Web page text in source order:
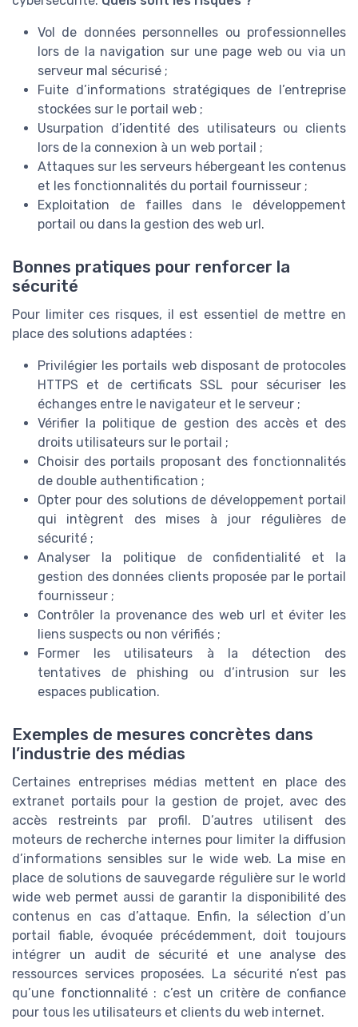
Vol de données personnelles ou professionnelles
lors de la navigation sur une page web ou via un
serveur mal sécurisé ;
Fuite d’informations stratégiques de l’entreprise
stockées sur le portail web ;
Usurpation d’identité des utilisateurs ou clients
lors de la connexion à un web portail ;
Attaques sur les serveurs hébergeant les contenus
et les fonctionnalités du portail fournisseur ;
Exploitation de failles dans le développement
portail ou dans la gestion des web url.
Bonnes pratiques pour renforcer la
sécurité
Pour limiter ces risques, il est essentiel de mettre en
place des solutions adaptées :
Privilégier les portails web disposant de protocoles
HTTPS et de certificats SSL pour sécuriser les
échanges entre le navigateur et le serveur ;
Vérifier la politique de gestion des accès et des
droits utilisateurs sur le portail ;
Choisir des portails proposant des fonctionnalités
de double authentification ;
Opter pour des solutions de développement portail
qui intègrent des mises à jour régulières de
sécurité ;
Analyser la politique de confidentialité et la
gestion des données clients proposée par le portail
fournisseur ;
Contrôler la provenance des web url et éviter les
liens suspects ou non vérifiés ;
Former les utilisateurs à la détection des
tentatives de phishing ou d’intrusion sur les
espaces publication.
Exemples de mesures concrètes dans
l’industrie des médias
Certaines entreprises médias mettent en place des
extranet portails pour la gestion de projet, avec des
accès restreints par profil. D’autres utilisent des
moteurs de recherche internes pour limiter la diffusion
d’informations sensibles sur le wide web. La mise en
place de solutions de sauvegarde régulière sur le world
wide web permet aussi de garantir la disponibilité des
contenus en cas d’attaque. Enfin, la sélection d’un
portail fiable, évoquée précédemment, doit toujours
intégrer un audit de sécurité et une analyse des
ressources services proposées. La sécurité n’est pas
qu’une fonctionnalité : c’est un critère de confiance
pour tous les utilisateurs et clients du web internet.